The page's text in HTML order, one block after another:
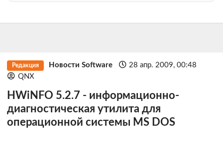
Редакция Новости Software
28 апр. 2009, 00:48
QNX
HWiNFO 5.2.7 - информационно-
диагностическая утилита для
операционной системы MS DOS